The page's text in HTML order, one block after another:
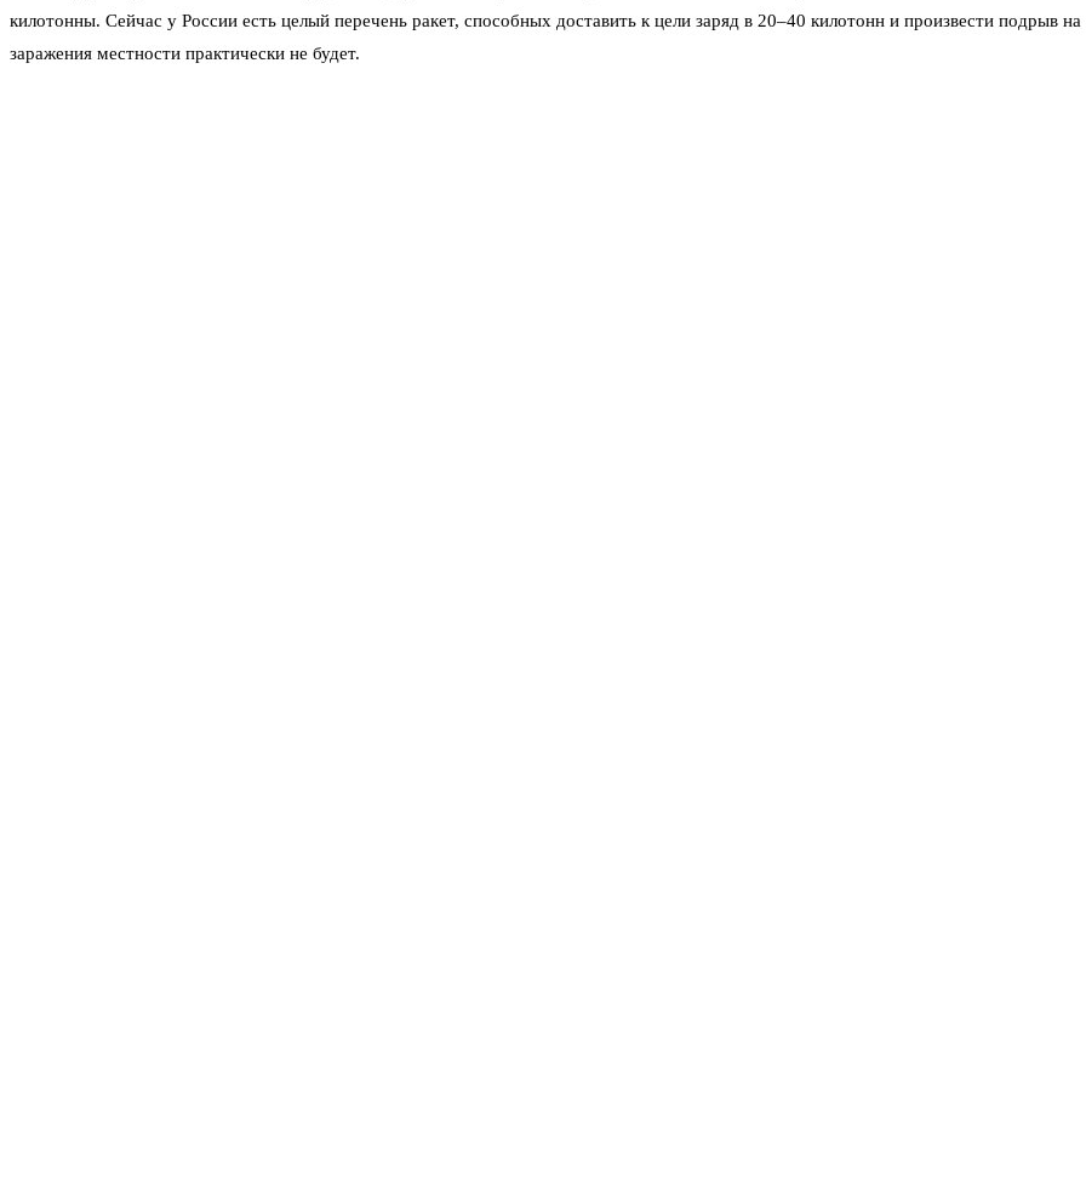
килотонны. Сейчас у России есть целый перечень ракет, способных доставить к цели заряд в 20–40 килотонн и произвести подрыв
заражения местности практически не будет.